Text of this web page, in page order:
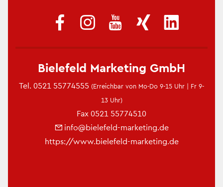
Bie­le­feld Mar­ke­ting GmbH
Tel. 0521 55774555 (Er­reich­bar von Mo-Do 9-15 Uhr | Fr 9-
13 Uhr)
Fax 0521 55774510
info@​bielefeld-​marketing.​de
https://​www.​bielefeld-​marketing.​de